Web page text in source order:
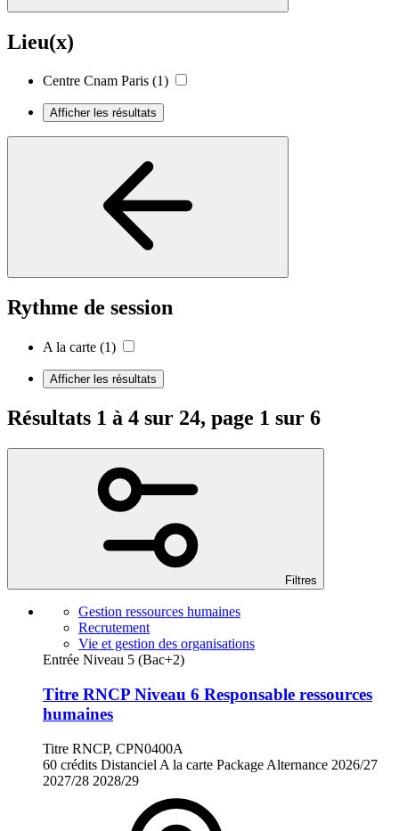
Lieu(x)
Centre Cnam Paris (1)
Afficher les résultats
Rythme de session
A la carte (1)
Afficher les résultats
Résultats 1 à 4 sur 24, page 1 sur 6
Filtres
Gestion ressources humaines
Recrutement
Vie et gestion des organisations
Entrée Niveau 5 (Bac+2)
Titre RNCP Niveau 6 Responsable ressources
humaines
Titre RNCP, CPN0400A
60 crédits Distanciel A la carte Package Alternance 2026/27
2027/28 2028/29